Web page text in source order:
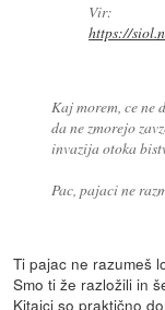
Vir:
https://
Kaj morem, ce ne
da ne zmorejo
invazija otoka
Pac, pajaci ne
Ti pajac ne razumeš
Smo ti že razložili in
Kitajci so praktično